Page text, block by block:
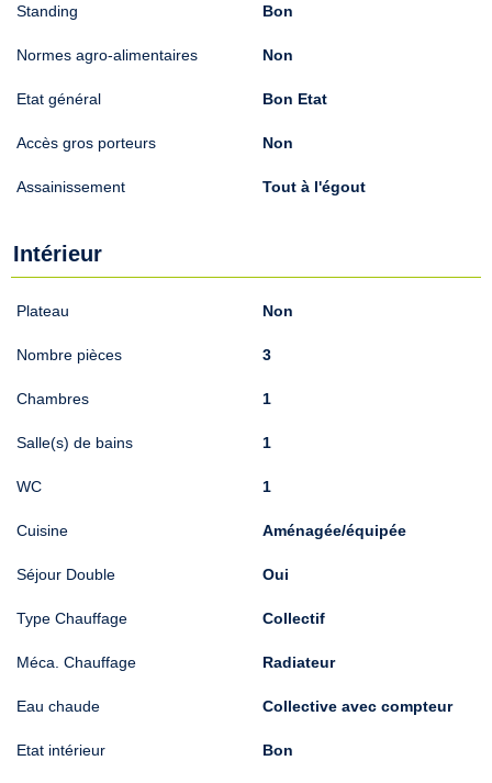
Standing Bon
Normes agro-alimentaires Non
Etat général Bon Etat
Accès gros porteurs Non
Assainissement Tout à l'égout
Intérieur
Plateau Non
Nombre pièces 3
Chambres 1
Salle(s) de bains 1
WC 1
Cuisine Aménagée/équipée
Séjour Double Oui
Type Chauffage Collectif
Méca. Chauffage Radiateur
Eau chaude Collective avec compteur
Etat intérieur Bon